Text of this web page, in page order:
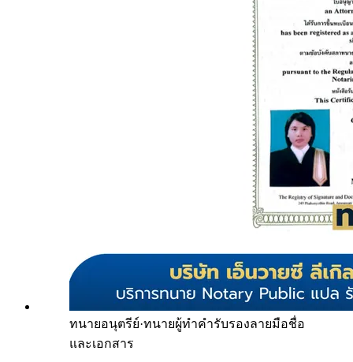
ทนายอนุตรีย์·ทนายผู้ทำคำรับรองลายมือชื่อ
และเอกสาร